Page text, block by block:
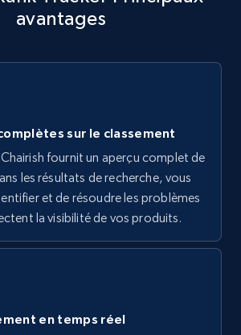
Brand, Description, Initial
- find products by using
Brand, Description, Initial
Availability, Reviews count, and
avantages
sur le classement
Chairish fournit un aperçu complet de
les résultats de recherche, vous
et de résoudre les problèmes
la visibilité de vos produits.
en temps réel